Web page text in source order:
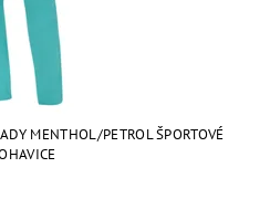
MENTHOL/PETROL ŠPORTOVÉ